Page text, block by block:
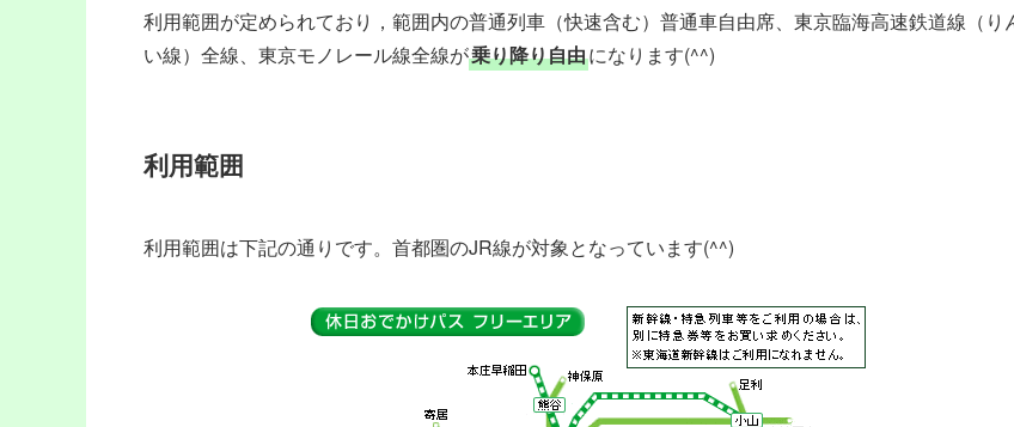
利用範囲が定められており，範囲内の普通列車（快速含む）普通車自由席、東京臨海高速鉄道線（り
い線）全線、東京モノレール線全線が乗り降り自由になります(^^)
利用範囲
利用範囲は下記の通りです。首都圏のJR線が対象となっています(^^)